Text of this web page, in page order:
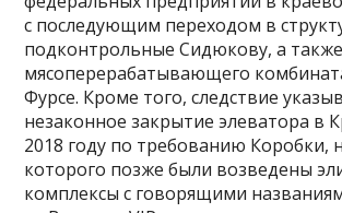
с последующим переходом в
подконтрольные Сидюкову, а
мясоперерабатывающего
Фурсе. Кроме того, следствие
незаконное закрытие элеватора в
2018 году по требованию Коробки,
которого позже были возведены
комплексы с говорящими